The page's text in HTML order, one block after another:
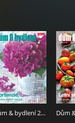
Dům & bydlení 22.7.2026